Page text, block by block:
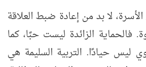
لا بد من إعادة ضبط العلاقة
فالحماية الزائدة ليست حبًا، كما
ليس حيادًا. التربية السليمة هي